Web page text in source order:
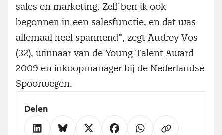
sales en marketing. Zelf ben ik ook
begonnen in een salesfunctie, en dat was
allemaal heel spannend”, zegt Audrey Vos
(32), winnaar van de Young Talent Award
2009 en inkoopmanager bij de Nederlandse
Spoorwegen.
Delen